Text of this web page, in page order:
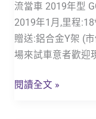
流當車 2019年型
2019年1月,里程
贈送:鋁合金Y架 (
場來試車意者歡迎
閱讀全文 »